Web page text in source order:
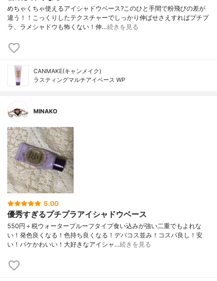
めちゃくちゃ使えるアイシャドウベース? このひと手間で粉飛びの差が
違う！！こっくりしたテクスチャーでしっかり伸ばせさえすればプチプ
ラ、ラメシャドウも怖くない！伸…続きを見る
CANMAKE(キャンメイク)
ラスティングマルチアイベース WP
MINAKO
5.00
優秀すぎるプチプラアイシャドウベース
550円＋税ウォータープルーフタイプ食い込みが強い二重でもよれな
い！発色良くなる！色持ち良くなる！デパコス並み！コスパ良し！安
い！パケかわいい！大好きなアイシャ…続きを見る